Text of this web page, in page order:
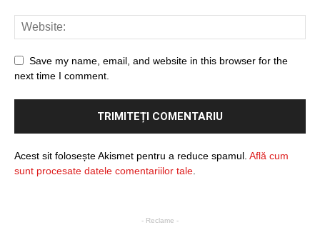
Save my name, email, and website in this browser for the
next time I comment.
Acest sit folosește Akismet pentru a reduce spamul. Află cum
sunt procesate datele comentariilor tale
- Reclame -